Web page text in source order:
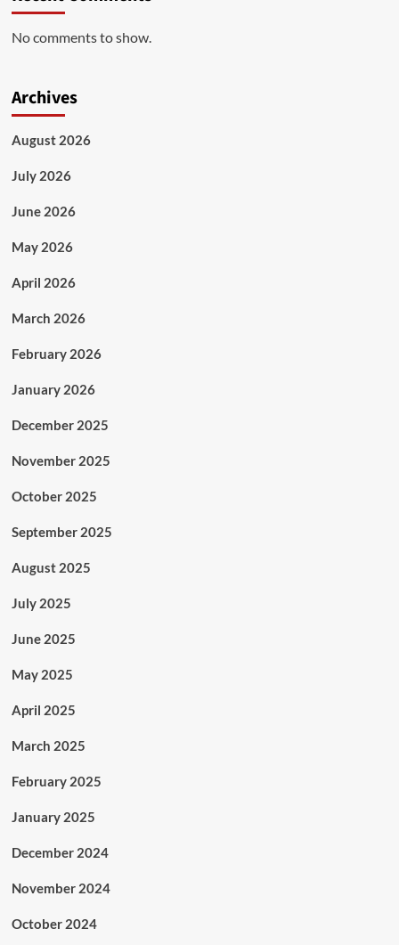
No comments to show.
Archives
August 2026
July 2026
June 2026
May 2026
April 2026
March 2026
February 2026
January 2026
December 2025
November 2025
October 2025
September 2025
August 2025
July 2025
June 2025
May 2025
April 2025
March 2025
February 2025
January 2025
December 2024
November 2024
October 2024